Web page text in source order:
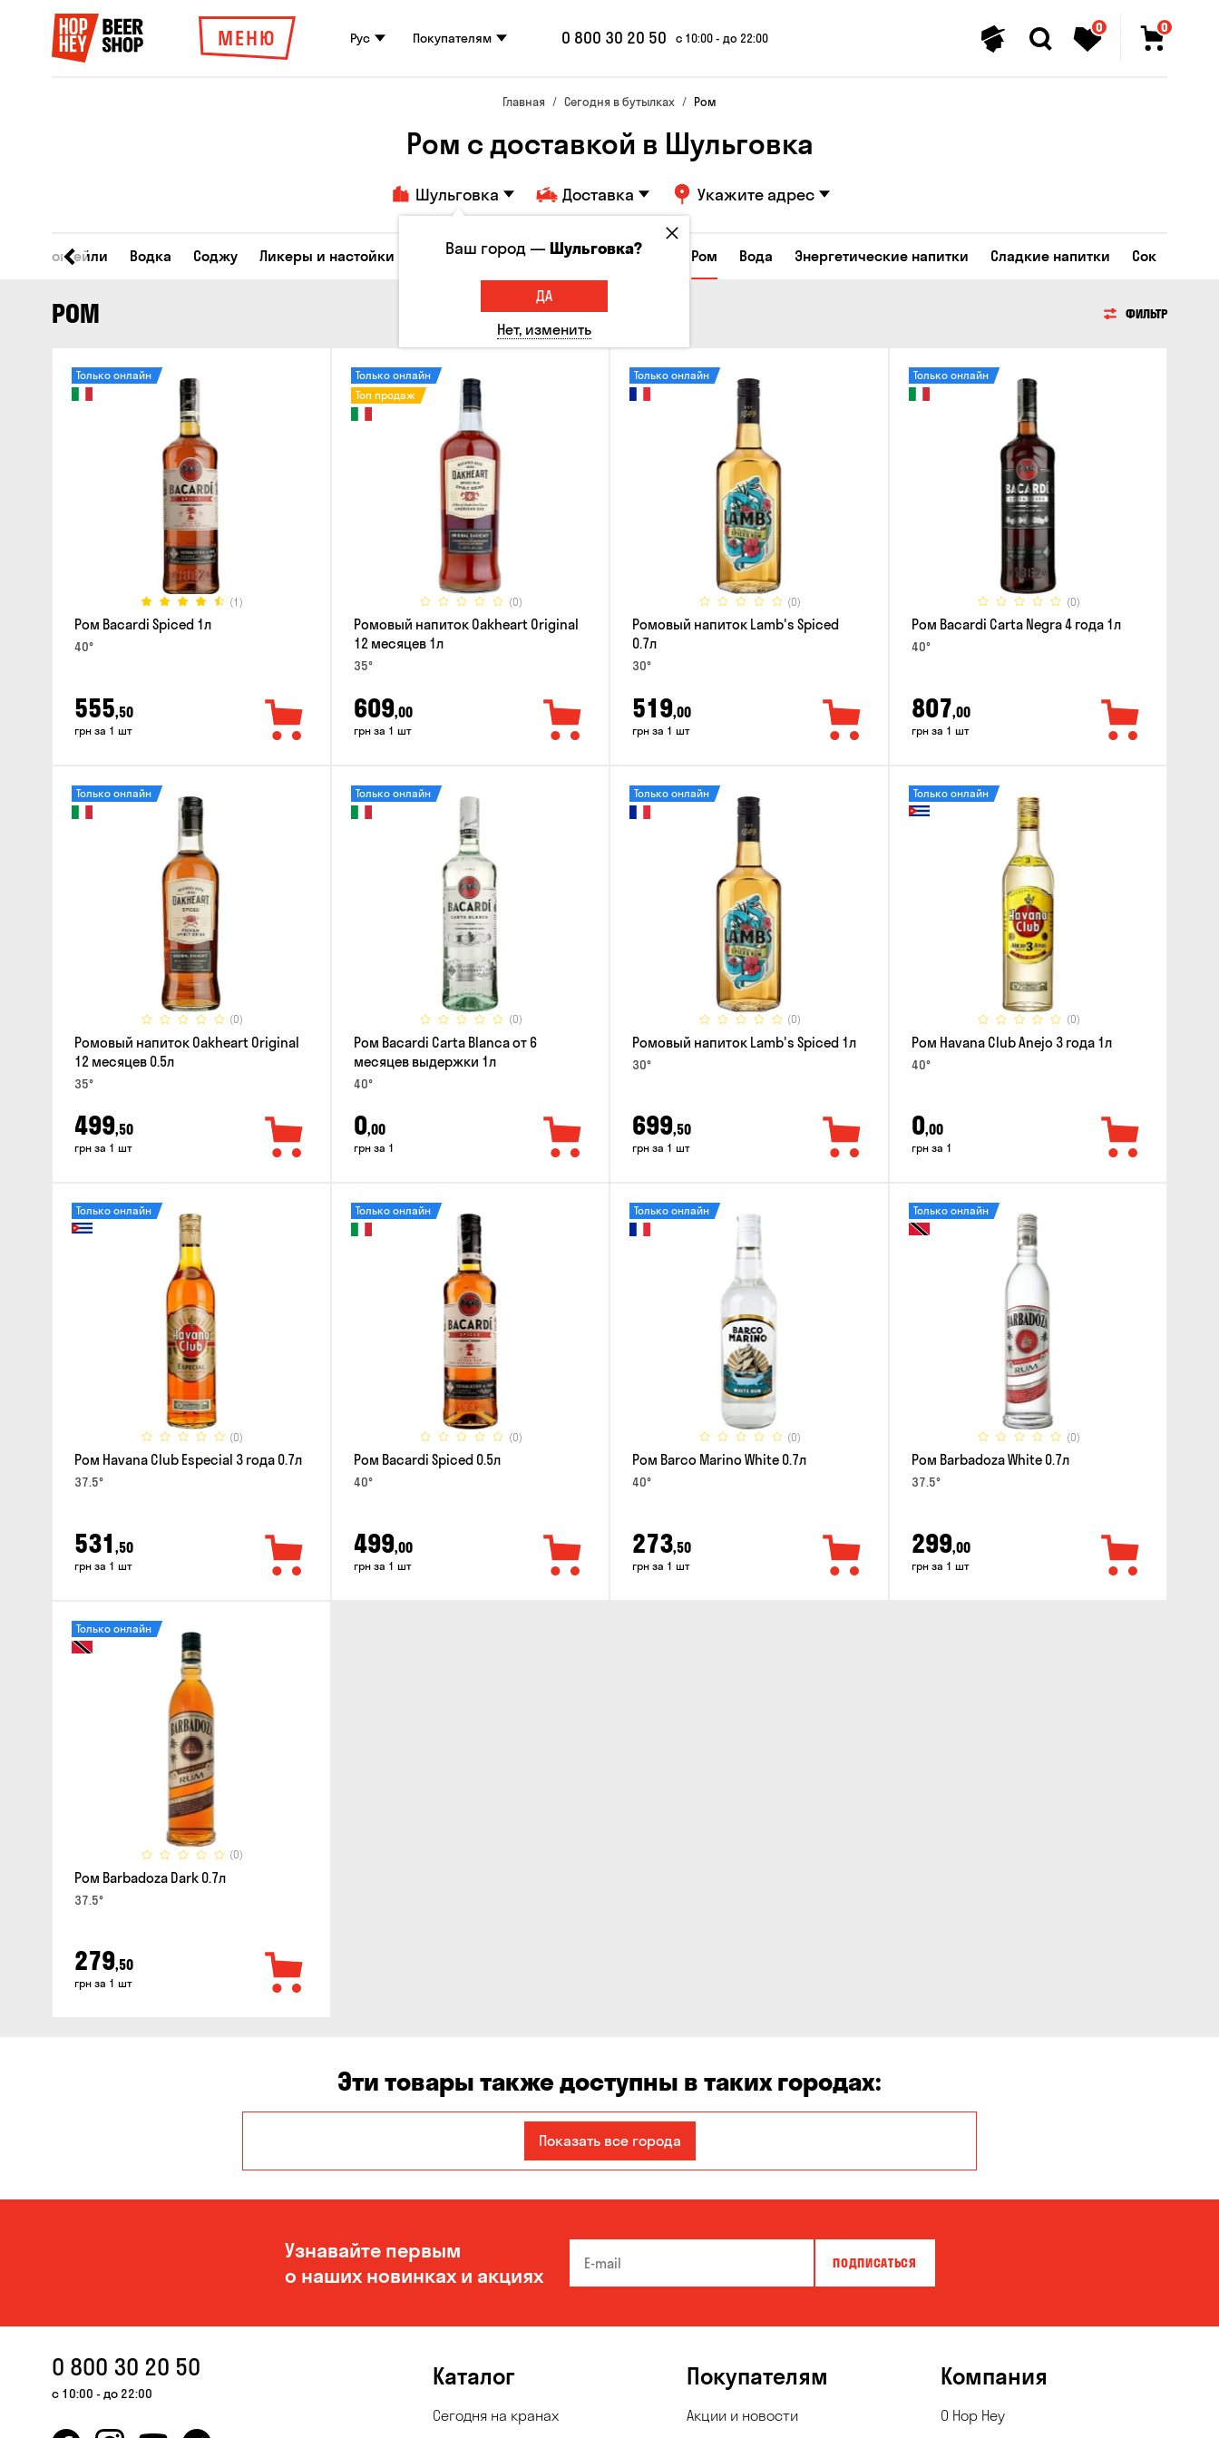
МЕНЮ Рус Покупателям 0 800 30 20 50 с 10:00 - до 22:00
0 0
Главная Сегодня в бутылках Ром
Ром с доставкой в Шульговка
Шульговка Доставка Укажите адрес
Коктейли Водка Соджу Ликеры и настойки Коньяки и бренди Джин Текила Ром Вода Энергетические напитки Сладкие напитки Сок
РОМ ФИЛЬТР
(1)
Только онлайн
Ром Bacardi Spiced 1л
40°
555,50
грн за 1 шт
(0)
Только онлайн
Топ продаж
Ромовый напиток Oakheart Original
12 месяцев 1л
35°
609,00
грн за 1 шт
(0)
Только онлайн
Ромовый напиток Lamb's Spiced
0.7л
30°
519,00
грн за 1 шт
(0)
Только онлайн
Ром Bacardi Carta Negra 4 года 1л
40°
807,00
грн за 1 шт
(0)
Только онлайн
Ромовый напиток Oakheart Original
12 месяцев 0.5л
35°
499,50
грн за 1 шт
(0)
Только онлайн
Ром Bacardi Carta Blanca от 6
месяцев выдержки 1л
40°
0,00
грн за 1
(0)
Только онлайн
Ромовый напиток Lamb's Spiced 1л
30°
699,50
грн за 1 шт
(0)
Только онлайн
Ром Havana Club Anejo 3 года 1л
40°
0,00
грн за 1
(0)
Только онлайн
Ром Havana Club Especial 3 года 0.7л
37.5°
531 ,50
грн за 1 шт
(0)
Только онлайн
Ром Bacardi Spiced 0.5л
40°
499,00
грн за 1 шт
(0)
Только онлайн
Ром Barco Marino White 0.7л
40°
273,50
грн за 1 шт
(0)
Только онлайн
Ром Barbadoza White 0.7л
37.5°
299,00
грн за 1 шт
(0)
Только онлайн
Ром Barbadoza Dark 0.7л
37.5°
279,50
грн за 1 шт
Эти товары также доступны в таких городах:
Кропивницкий Николаев Одесса Черноморск
Показать все города
Узнавайте первым
о наших новинках и акциях
ПОДПИСАТЬСЯ
0 800 30 20 50
с 10:00 - до 22:00
Каталог
Сегодня на кранах
Покупателям
Акции и новости
Компания
О Hop Hey
Ваш город —Шульговка?
ДА
Нет, изменить